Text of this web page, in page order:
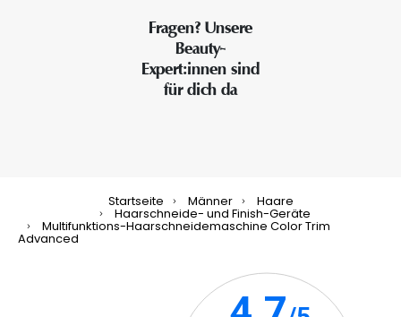
Fragen? Unsere
Beauty-
Expert:innen sind
für dich da
Startseite Männer Haare
Haarschneide- und Finish-Geräte
Multifunktions-Haarschneidemaschine Color Trim
Advanced